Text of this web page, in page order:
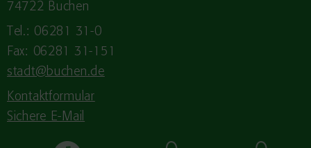
74722 Buchen
Tel.: 06281 31-0
Fax: 06281 31-151
stadt@buchen.de
Kontaktformular
Sichere E-Mail